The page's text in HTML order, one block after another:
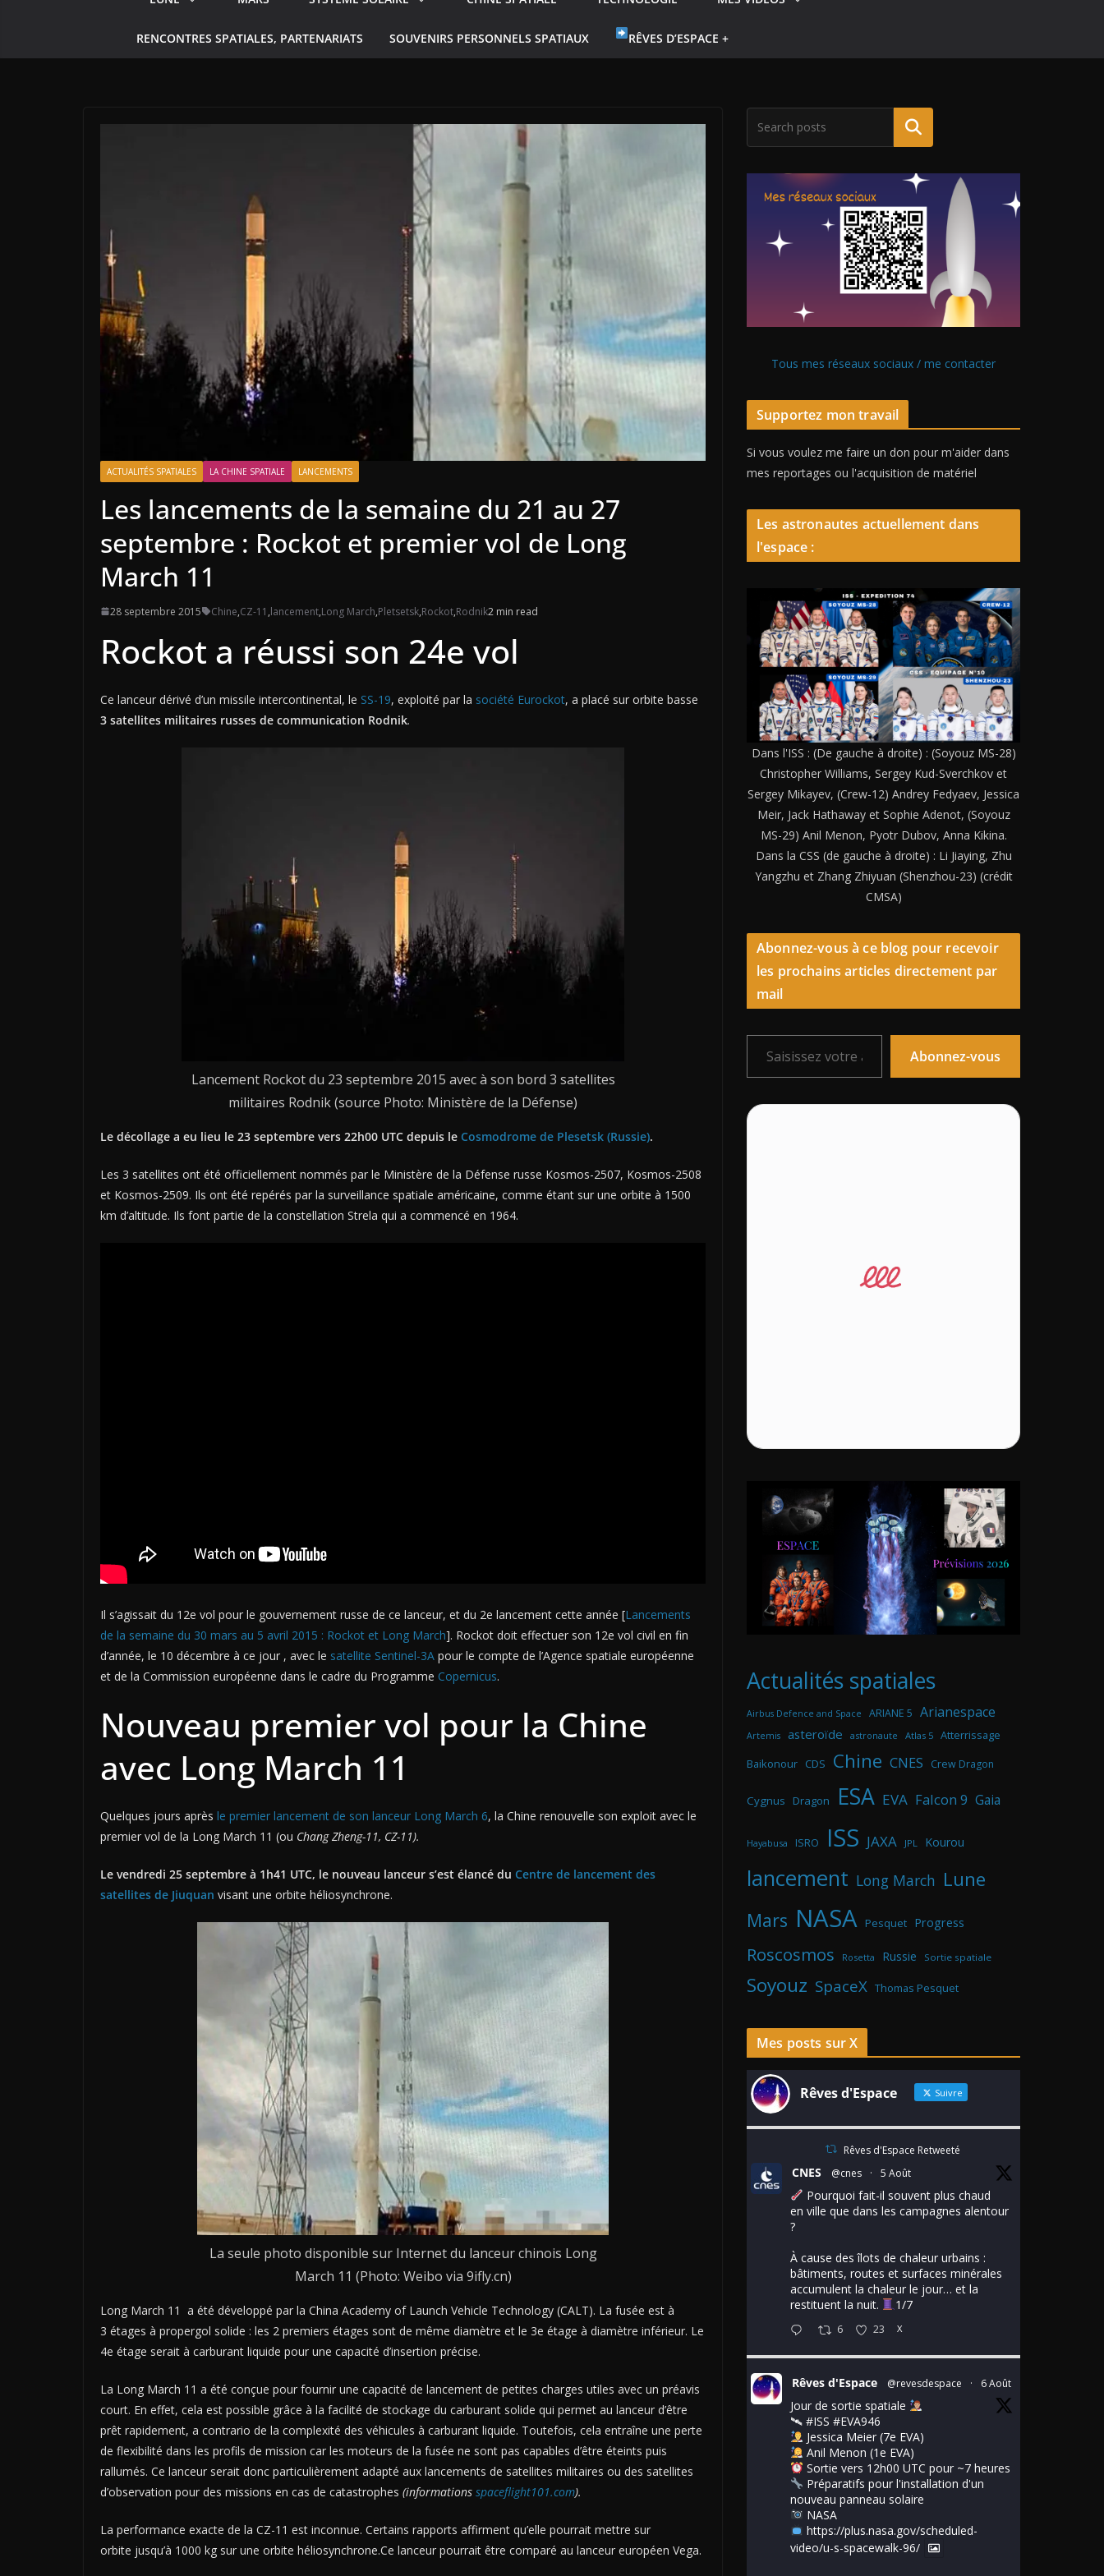
RENCONTRES SPATIALES, PARTENARIATS SOUVENIRS PERSONNELS SPATIAUX RÊVES D’ESPACE +
ACTUALITÉS SPATIALES LA CHINE SPATIALE LANCEMENTS
Les lancements de la semaine du 21 au 27
septembre : Rockot et premier vol de Long
March 11
28 septembre 2015 Chine,CZ-11 ,lancement,Long March,Pletsetsk,Rockot,Rodnik2 min read
Rockot a réussi son 24e vol
Ce lanceur dérivé d’un missile intercontinental, le SS-19, exploité par la société Eurockot, a placé sur orbite basse
3 satellites militaires russes de communication Rodnik.
Lancement Rockot du 23 septembre 2015 avec à son bord 3 satellites
militaires Rodnik (source Photo: Ministère de la Défense)
Le décollage a eu lieu le 23 septembre vers 22h00 UTC depuis le Cosmodrome de Plesetsk (Russie).
Les 3 satellites ont été officiellement nommés par le Ministère de la Défense russe Kosmos-2507, Kosmos-2508
et Kosmos-2509. Ils ont été repérés par la surveillance spatiale américaine, comme étant sur une orbite à 1500
km d’altitude. Ils font partie de la constellation Strela qui a commencé en 1964.
Il s’agissait du 12e vol pour le gouvernement russe de ce lanceur, et du 2e lancement cette année [Lancements
de la semaine du 30 mars au 5 avril 2015 : Rockot et Long March]. Rockot doit effectuer son 12e vol civil en fin
d’année, le 10 décembre à ce jour , avec le satellite Sentinel-3A pour le compte de l’Agence spatiale européenne
et de la Commission européenne dans le cadre du Programme Copernicus.
Nouveau premier vol pour la Chine
avec Long March 11
Quelques jours après le premier lancement de son lanceur Long March 6, la Chine renouvelle son exploit avec le
premier vol de la Long March 11 (ou Chang Zheng-11, CZ-11).
Le vendredi 25 septembre à 1h41 UTC, le nouveau lanceur s’est élancé du Centre de lancement des
satellites de Jiuquan visant une orbite héliosynchrone.
La seule photo disponible sur Internet du lanceur chinois Long
March 11 (Photo: Weibo via 9ifly.cn)
Long March 11 a été développé par la China Academy of Launch Vehicle Technology (CALT). La fusée est à
3 étages à propergol solide : les 2 premiers étages sont de même diamètre et le 3e étage à diamètre inférieur. Le
4e étage serait à carburant liquide pour une capacité d’insertion précise.
La Long March 11 a été conçue pour fournir une capacité de lancement de petites charges utiles avec un préavis
court. En effet, cela est possible grâce à la facilité de stockage du carburant solide qui permet au lanceur d’être
prêt rapidement, a contrario de la complexité des véhicules à carburant liquide. Toutefois, cela entraîne une perte
de flexibilité dans les profils de mission car les moteurs de la fusée ne sont pas capables d’être éteints puis
rallumés. Ce lanceur serait donc particulièrement adapté aux lancements de satellites militaires ou des satellites
d’observation pour des missions en cas de catastrophes (informations spaceflight101.com).
La performance exacte de la CZ-11 est inconnue. Certains rapports affirment qu’elle pourrait mettre sur
orbite jusqu’à 1000 kg sur une orbite héliosynchrone.Ce lanceur pourrait être comparé au lanceur européen Vega.
Tous mes réseaux sociaux / me contacter
Supportez mon travail
Si vous voulez me faire un don pour m'aider dans
mes reportages ou l'acquisition de matériel
Les astronautes actuellement dans
l'espace :
Dans l'ISS : (De gauche à droite) : (Soyouz MS-28)
Christopher Williams, Sergey Kud-Sverchkov et
Sergey Mikayev, (Crew-12) Andrey Fedyaev, Jessica
Meir, Jack Hathaway et Sophie Adenot, (Soyouz
MS-29) Anil Menon, Pyotr Dubov, Anna Kikina.
Dans la CSS (de gauche à droite) : Li Jiaying, Zhu
Yangzhu et Zhang Zhiyuan (Shenzhou-23) (crédit
CMSA)
Abonnez-vous à ce blog pour recevoir
les prochains articles directement par
mail
Saisissez votre adresse e-mail…
Abonnez-vous
Actualités spatiales
Airbus Defence and Space ARIANE 5 Arianespace
Artemis asteroïde astronaute Atlas 5 Atterrissage
Baikonour CDS Chine CNES Crew Dragon
Cygnus Dragon ESA EVA Falcon 9 Gaia
Hayabusa ISRO ISS JAXA JPL Kourou
lancement Long March Lune
Mars NASA Pesquet Progress
Roscosmos Rosetta Russie Sortie spatiale
Soyouz SpaceX Thomas Pesquet
Mes posts sur X
Rêves d'Espace Suivre
Rêves d'Espace Retweeté
CNES @cnes · 5 Août
Pourquoi fait-il souvent plus chaud
en ville que dans les campagnes alentour
?
À cause des îlots de chaleur urbains :
bâtiments, routes et surfaces minérales
accumulent la chaleur le jour… et la
restituent la nuit.
1/7
6 23 X
Rêves d'Espace @revesdespace · 6 Août
Jour de sortie spatiale
🛰 #ISS #EVA946
Jessica Meier (7e EVA)
Anil Menon (1e EVA)
Sortie vers 12h00 UTC pour ~7 heures
Préparatifs pour l'installation d'un
nouveau panneau solaire
NASA
https://plus.nasa.gov/scheduled-
video/u-s-spacewalk-96/